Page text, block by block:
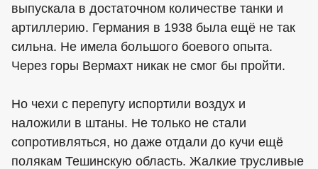
выпускала в достаточном количестве танки и
артиллерию. Германия в 1938 была ещё не так
сильна. Не имела большого боевого опыта.
Через горы Вермахт никак не смог бы пройти.
Но чехи с перепугу испортили воздух и
наложили в штаны. Не только не стали
сопротивляться, но даже отдали до кучи ещё
полякам Тешинскую область. Жалкие трусливые